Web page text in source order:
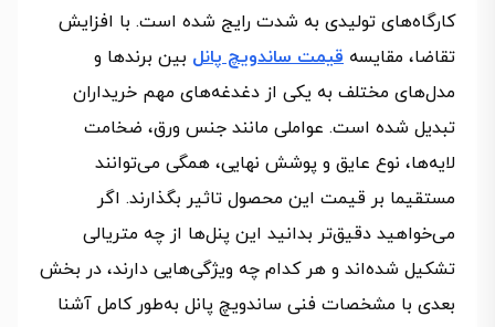
کارگاه‌های تولیدی به شدت رایج شده است. با افزایش
تقاضا، مقایسه قیمت ساندویچ پانل بین برندها و
مدل‌های مختلف به یکی از دغدغه‌های مهم خریداران
تبدیل شده است. عواملی مانند جنس ورق، ضخامت
لایه‌ها، نوع عایق و پوشش نهایی، همگی می‌توانند
مستقیما بر قیمت این محصول تاثیر بگذارند. اگر
می‌خواهید دقیق‌تر بدانید این پنل‌ها از چه متریالی
تشکیل شده‌اند و هر کدام چه ویژگی‌هایی دارند، در بخش
بعدی با مشخصات فنی ساندویچ پانل به‌طور کامل آشنا